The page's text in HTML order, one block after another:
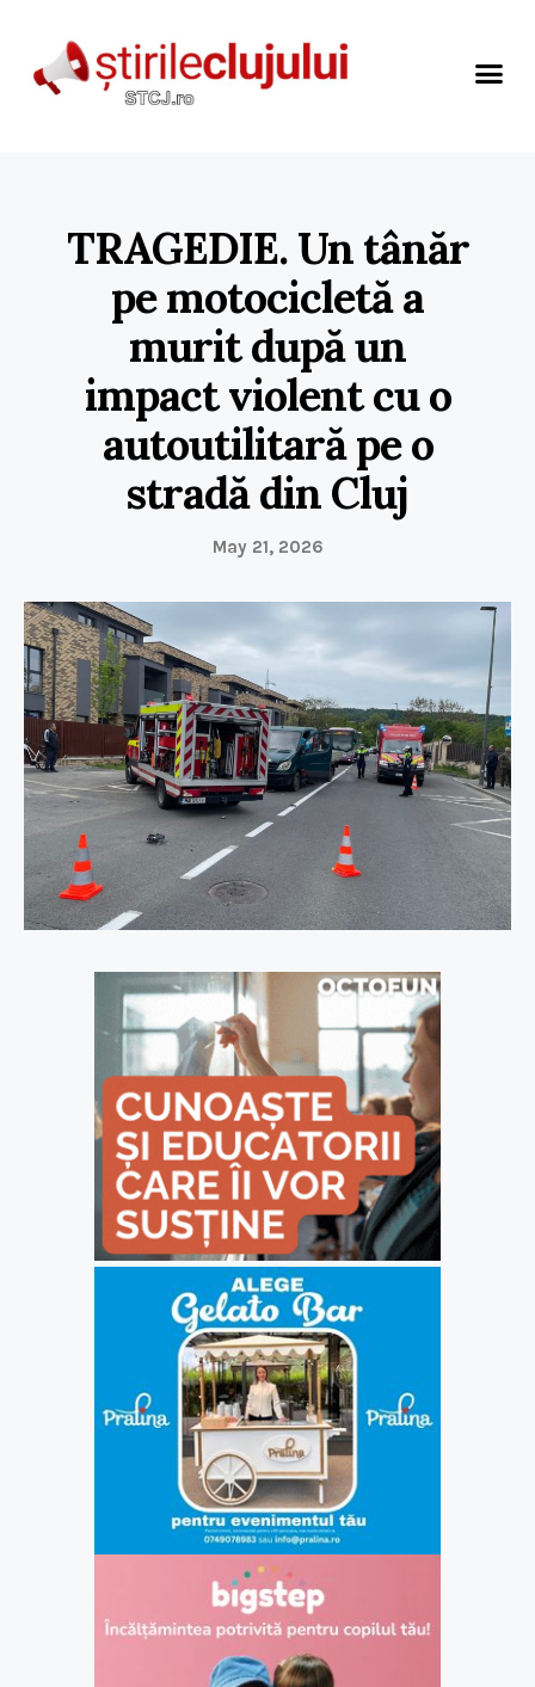
TRAGEDIE. Un tânăr
pe motocicletă a
murit după un
impact violent cu o
autoutilitară pe o
stradă din Cluj
May 21, 2026